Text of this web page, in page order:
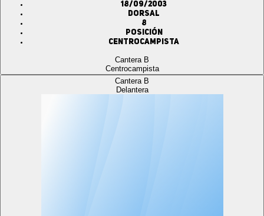
18/09/2003
Dorsal
8
Posición
Centrocampista
Cantera B
Centrocampista
Cantera B
Delantera